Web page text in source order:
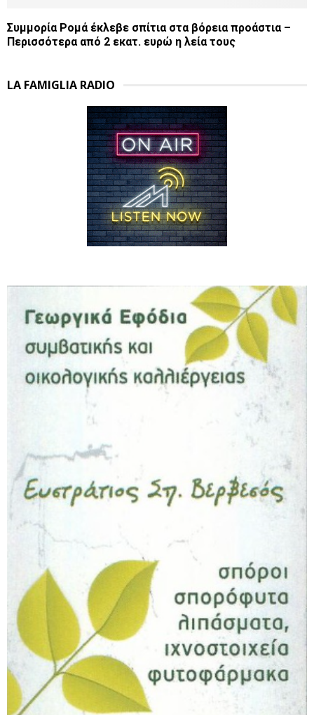
Συμμορία Ρομά έκλεβε σπίτια στα βόρεια προάστια –
Περισσότερα από 2 εκατ. ευρώ η λεία τους
LA FAMIGLIA RADIO